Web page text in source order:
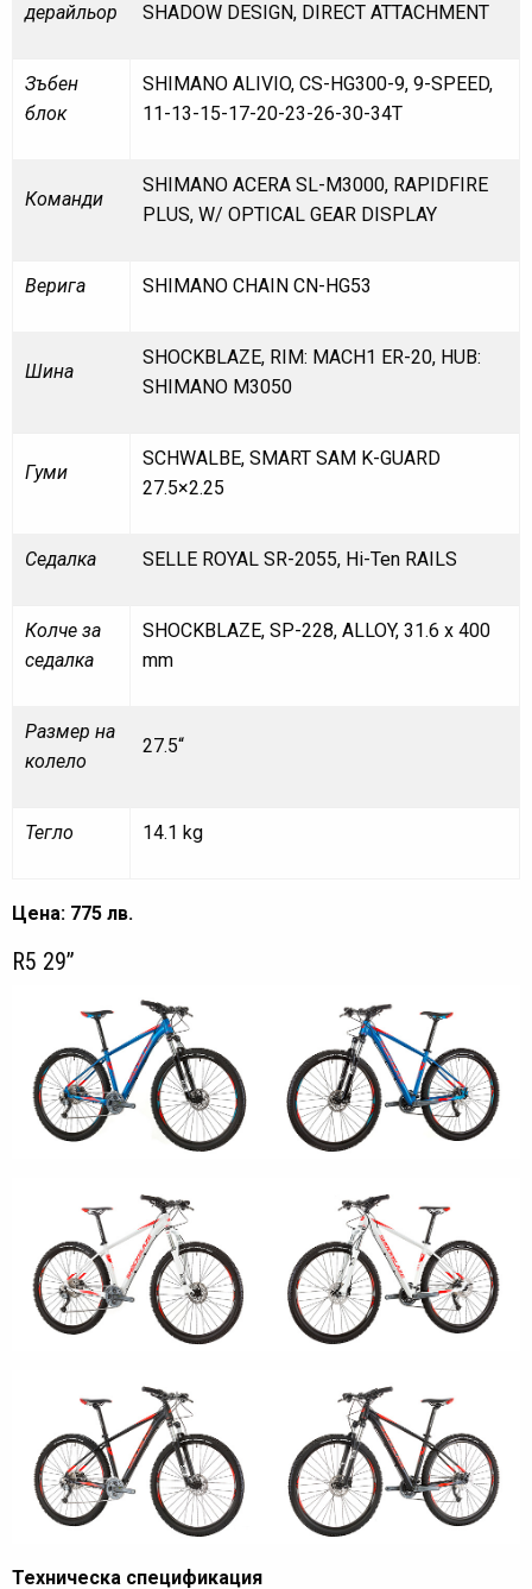
дерайльор
SHADOW DESIGN, DIRECT ATTACHMENT
Зъбен
блок
SHIMANO ALIVIO, CS-HG300-9, 9-SPEED,
11-13-15-17-20-23-26-30-34T
Команди
SHIMANO ACERA SL-M3000, RAPIDFIRE
PLUS, W/ OPTICAL GEAR DISPLAY
Верига SHIMANO CHAIN CN-HG53
Шина
SHOCKBLAZE, RIM: MACH1 ER-20, HUB:
SHIMANO M3050
Гуми
SCHWALBE, SMART SAM K-GUARD
27.5×2.25
Седалка SELLE ROYAL SR-2055, Hi-Ten RAILS
Колче за
седалка
SHOCKBLAZE, SP-228, ALLOY, 31.6 x 400
mm
Размер на
колело
27.5“
Тегло 14.1 kg
Цена: 775 лв.
R5 29”
Техническа спецификация